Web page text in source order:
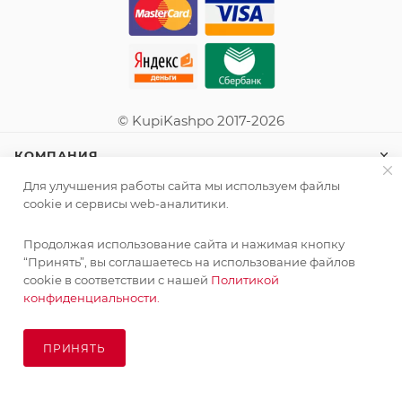
© KupiKashpo 2017-2026
КОМПАНИЯ
ИНФОРМАЦИЯ
ПОМОЩЬ
ПОДПИСАТЬСЯ НА РАССЫЛКУ
Поставка живых растений осуществляется под заказ
сроком 3-4 недели с минимальной суммой заказа 10000
руб.!
ОК
Для улучшения работы сайта мы используем файлы
cookie и сервисы web-аналитики.
Продолжая использование сайта и нажимая кнопку
“Принять”, вы соглашаетесь на использование файлов
cookie в соответствии с нашей Политикой
конфиденциальности.
ПРИНЯТЬ